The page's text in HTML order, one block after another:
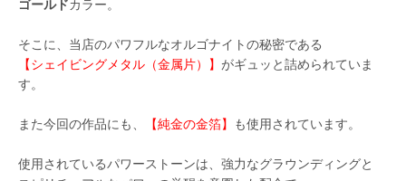
ゴールドカラー。
そこに、当店のパワフルなオルゴナイトの秘密である
【シェイビングメタル（金属片）】 がギュッと詰められていま
す。
また今回の作品にも、 【純金の金箔】 も使用されています。
使用されているパワーストーンは、強力なグラウンディングと